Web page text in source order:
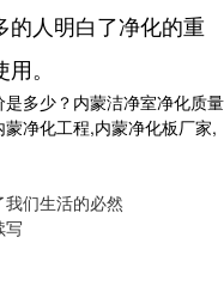
的人明白了净化的重
用。
多少？内蒙洁净室净化质量
净化工程,内蒙净化板厂家,
们生活的必然
写